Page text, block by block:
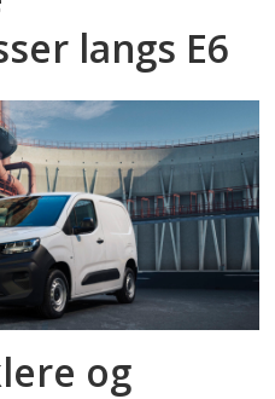
langs E6
og